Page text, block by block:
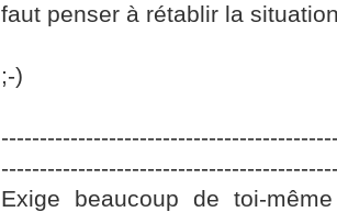
faut penser à rétablir la
;-)
Exige beaucoup de toi-